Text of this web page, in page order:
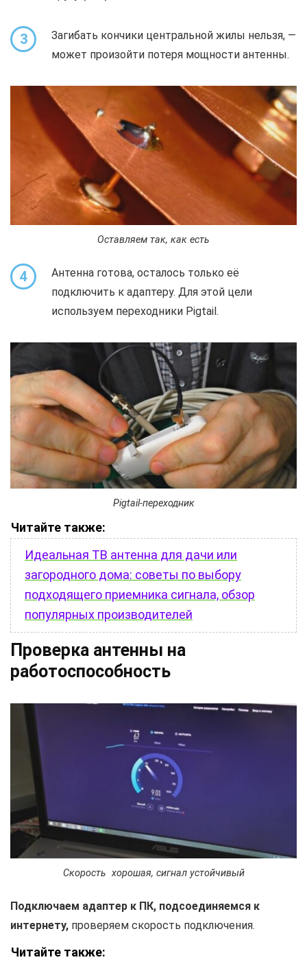
3
Загибать кончики центральной жилы нельзя, —
может произойти потеря мощности антенны.
Оставляем так, как есть
4
Антенна готова, осталось только её
подключить к адаптеру. Для этой цели
используем переходники Pigtail.
Pigtail-переходник
Читайте также:
Идеальная ТВ антенна для дачи или
загородного дома: советы по выбору
подходящего приемника сигнала, обзор
популярных производителей
Проверка антенны на
работоспособность
Скорость хорошая, сигнал устойчивый
Подключаем адаптер к ПК, подсоединяемся к
интернету, проверяем скорость подключения.
Читайте также: